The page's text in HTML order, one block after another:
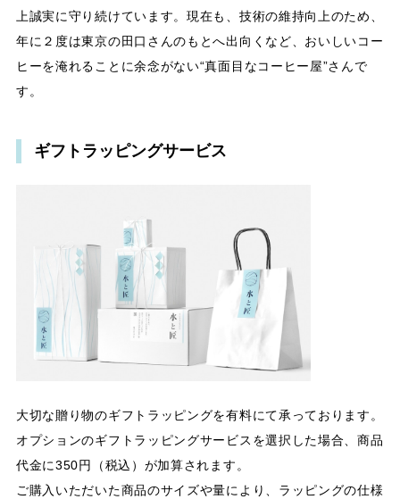
上誠実に守り続けています。現在も、技術の維持向上のため、
年に２度は東京の田口さんのもとへ出向くなど、おいしいコー
ヒーを淹れることに余念がない“真面目なコーヒー屋”さんで
す。
ギフトラッピングサービス
大切な贈り物のギフトラッピングを有料にて承っております。
オプションのギフトラッピングサービスを選択した場合、商品
代金に350円（税込）が加算されます。
ご購入いただいた商品のサイズや量により、ラッピングの仕様